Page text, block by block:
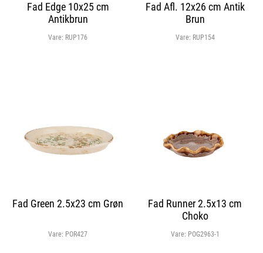
Fad Edge 10x25 cm
Antikbrun
Vare: RUP176
Fad Afl. 12x26 cm Antik
Brun
Vare: RUP154
Fad Green 2.5x23 cm Grøn
Vare: POR427
Fad Runner 2.5x13 cm
Choko
Vare: POG2963-1